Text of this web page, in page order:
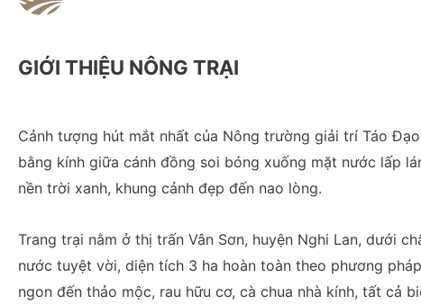
GIỚI THIỆU NÔNG TRẠI
Cảnh tượng hút mắt nhất của Nông trường giải trí Táo
bằng kính giữa cánh đồng soi bóng xuống mặt nước lấp
nền trời xanh, khung cảnh đẹp đến nao lòng.
Trang trại nằm ở thị trấn Vân Sơn, huyện Nghi Lan, dưới
nước tuyệt vời, diện tích 3 ha hoàn toàn theo phương
ngon đến thảo mộc, rau hữu cơ, cà chua nhà kính, tất cả